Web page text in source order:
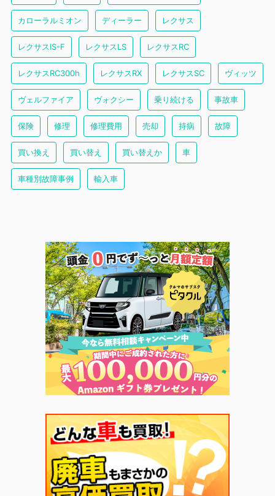
カローラルミオン ディーラー レクサス
レクサスIS-F レクサスLS レクサスRC
レクサスRC300h レクサスRX レクサスSC ヴィッツ
ヴェルファイア ヴォクシー 乗り続ける 事故車
保険 修理 修理費用 売却 持病 故障
買い換え 買い替え 買い替えか 車
車種別故障事例 輸入車